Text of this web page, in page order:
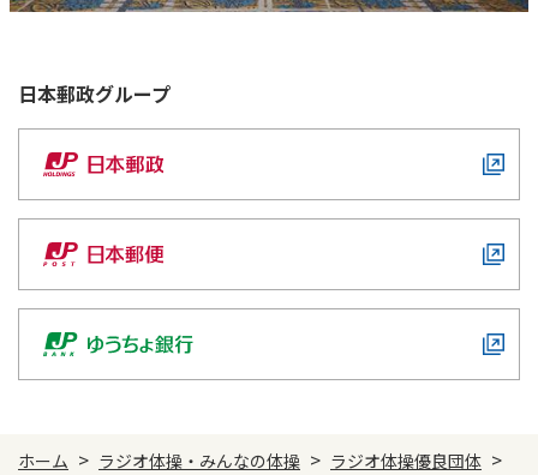
日本郵政グループ
ホーム > ラジオ体操・みんなの体操 > ラジオ体操優良団体 >